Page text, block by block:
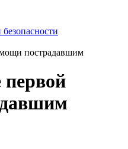
пострадавшим